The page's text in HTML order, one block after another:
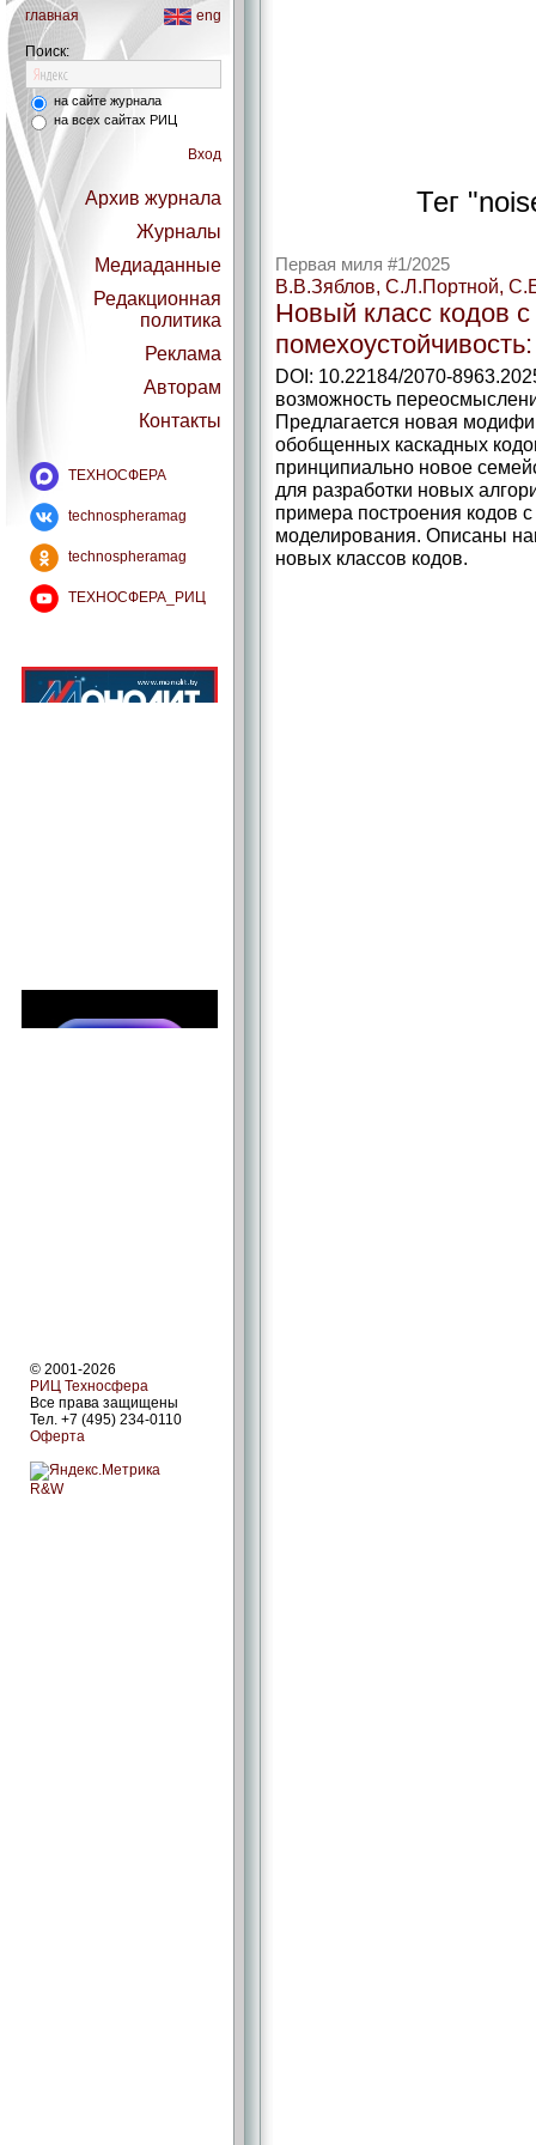
главная eng
Поиск:
на сайте журнала
на всех сайтах РИЦ
Вход
Архив журнала
Журналы
Медиаданные
Редакционная
политика
Реклама
Авторам
Контакты
ТЕХНОСФЕРА
technospheramag
technospheramag
ТЕХНОСФЕРА_РИЦ
© 2001-2026
РИЦ Техносфера
Все права защищены
Тел. +7 (495) 234-0110
Оферта
R&W
Тег
Первая миля #1/2025
В.В.Зяблов, С.Л.Портной,
Новый класс кодов
DOI: 10.22184/2070-
возможность
Предлагается новая
обобщенных каскадных
принципиально новое
для разработки новых
примера построения кодов
моделирования. Описаны
новых классов кодов.